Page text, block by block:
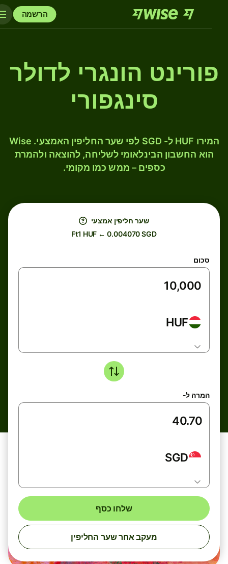
הרשמה
פורינט הונגרי לדולר
סינגפורי
המירו HUF ל- SGD לפי שער החליפין האמצעי. Wise
הוא החשבון הבינלאומי לשליחה, להוצאה ולהמרת
כספים – ממש כמו מקומי.
שער חליפין אמצעי
Ft1 HUF ← 0.004070 SGD
סכום
HUF
המרה ל-
SGD
שלחו כסף
מעקב אחר שער החליפין